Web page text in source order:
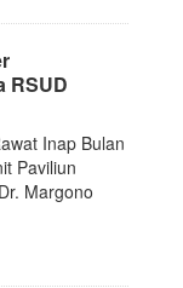
RSUD
Inap Bulan
Paviliun
Margono